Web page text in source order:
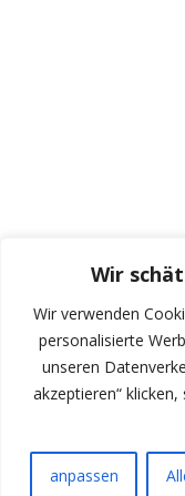
Wir
Wir verwenden
personalisierte
unseren
akzeptieren“
anpassen